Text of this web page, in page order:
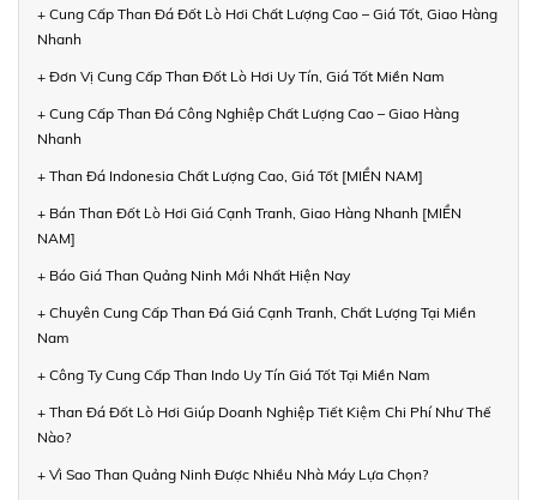
+ Cung Cấp Than Đá Đốt Lò Hơi Chất Lượng Cao – Giá Tốt, Giao Hàng
Nhanh
+ Đơn Vị Cung Cấp Than Đốt Lò Hơi Uy Tín, Giá Tốt Miền Nam
+ Cung Cấp Than Đá Công Nghiệp Chất Lượng Cao – Giao Hàng
Nhanh
+ Than Đá Indonesia Chất Lượng Cao, Giá Tốt [MIỀN NAM]
+ Bán Than Đốt Lò Hơi Giá Cạnh Tranh, Giao Hàng Nhanh [MIỀN
NAM]
+ Báo Giá Than Quảng Ninh Mới Nhất Hiện Nay
+ Chuyên Cung Cấp Than Đá Giá Cạnh Tranh, Chất Lượng Tại Miền
Nam
+ Công Ty Cung Cấp Than Indo Uy Tín Giá Tốt Tại Miền Nam
+ Than Đá Đốt Lò Hơi Giúp Doanh Nghiệp Tiết Kiệm Chi Phí Như Thế
Nào?
+ Vì Sao Than Quảng Ninh Được Nhiều Nhà Máy Lựa Chọn?